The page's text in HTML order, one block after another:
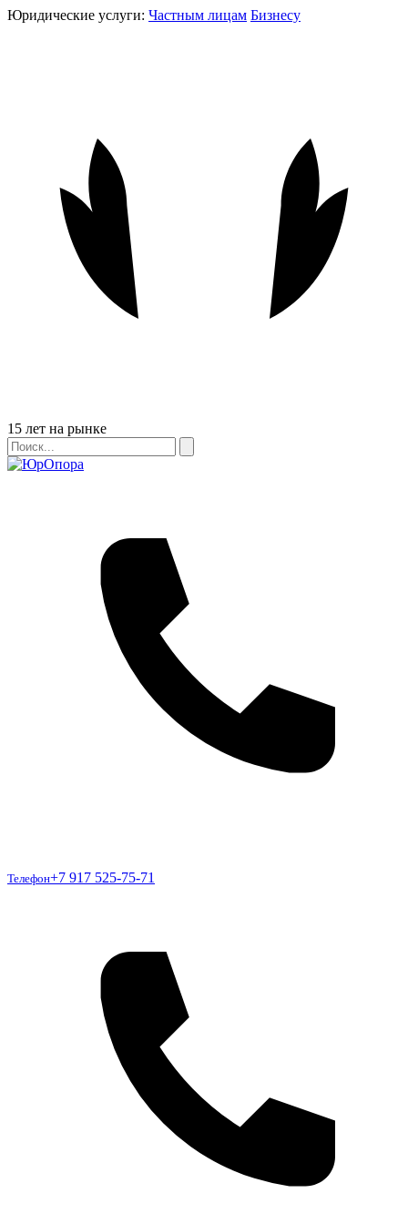
Юридические услуги: Частным лицам Бизнесу
Бейдж
15 лет на рынке
Поиск
Поиск
Телефон
Телефон+7 917 525-75-71